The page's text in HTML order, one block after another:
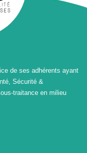
de ses adhérents ayant
Sécurité &
traitance en milieu